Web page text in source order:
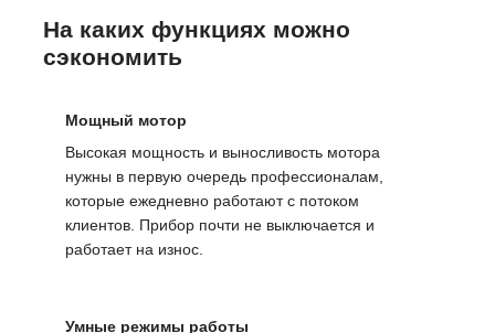
На каких функциях можно
сэкономить
Мощный мотор
Высокая мощность и выносливость мотора
нужны в первую очередь профессионалам,
которые ежедневно работают с потоком
клиентов. Прибор почти не выключается и
работает на износ.
Умные режимы работы